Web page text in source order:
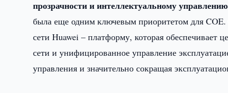
прозрачности и интеллектуальному управлению
была еще одним ключевым приоритетом для
сети Huawei – платформу, которая обеспечивает
сети и унифицированное управление
управления и значительно сокращая